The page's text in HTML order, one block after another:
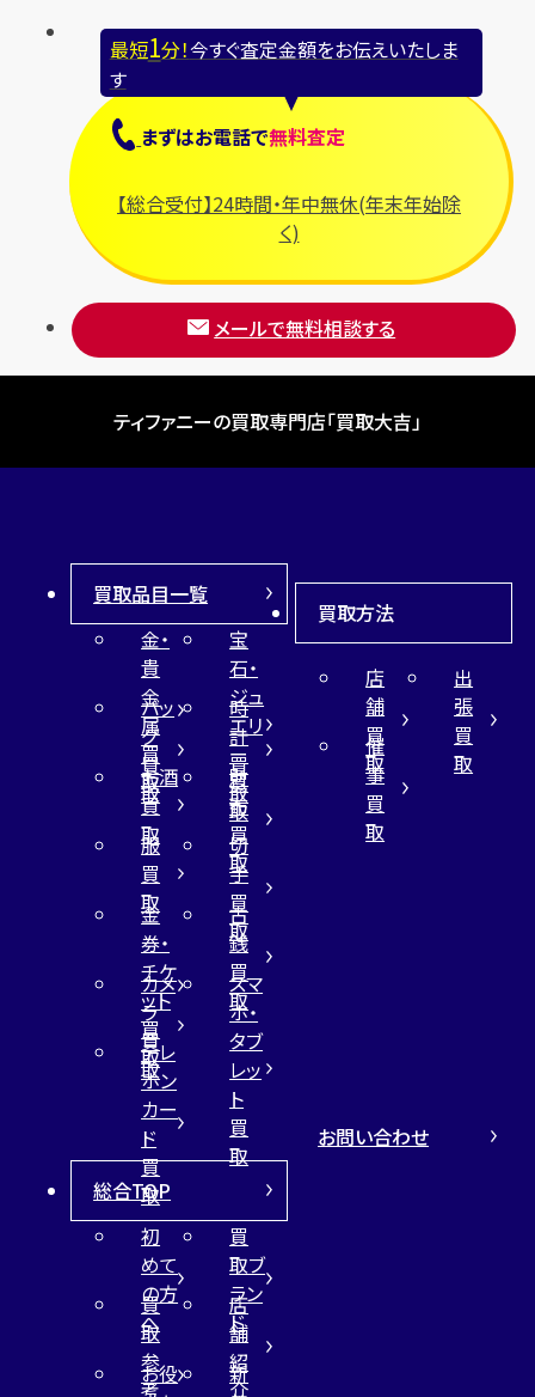
最短1分！今すぐ査定金額をお伝えいたしま
す
まずはお電話で無料査定
【総合受付】24時間・年中無休(年末年始除
く)
メールで無料相談する
ティファニーの買取専門店「買取大吉」
買取品目一覧
金・
貴
金
属
買
取
宝
石・
ジュ
エリ
ー
買
取
バッ
グ
買
取
時
計
買
取
お酒
買
取
財
布
買
取
服
買
取
切
手
買
取
金
券・
チケ
ット
買
取
古
銭
買
取
カメ
ラ
買
取
スマ
ホ・
タブ
レッ
ト
買
取
テレ
ホン
カー
ド
買
取
買取方法
店
舗
買
取
出
張
買
取
催
事
買
取
総合TOP
初
めて
の方
へ
買
取ブ
ラン
ド
買
取
参
考
店
舗
紹
介
お役
新
お問い合わせ